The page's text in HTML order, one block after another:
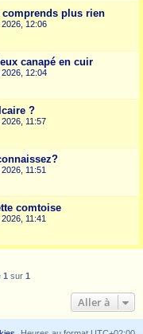
comprends plus rien
12:06
canapé en cuir
12:04
?
11:57
11:51
comtoise
11:41
1 sur 1
Aller à